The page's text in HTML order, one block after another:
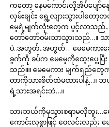
ကတော့ နေမကောင်းလို့အိပ်ပျေ
လှမ်းချင်း ရွေ့လျားသွားပါတော့
မေ့ရဲ့မျက်လုံးတွေက ပွင့်လာသည်..
တော်တော်ဝမ်းသာသွားသည်…။
ပဲ..အဟွတ်..အဟွတ်… မေမေကား
ခွက်ကို ခပ်က မေမေ့ကိုထွေးပွ
သည်။။ မေမေကား မျက်ရည်တွေက
တာကိုသားစိတ်ထဲမထားပါနဲ့…။
ရဲ့သားအရင်းဘဲ…။
သားဘယ်ကိုမှသွားစရာမလိုဘူး…
ကောင်းလှစွာဖြင့် ဝေလင်းလည်း မ